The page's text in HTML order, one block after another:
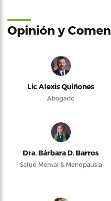
Opinión y
Lic Alexis Quiñones
Abogado
Dra. Bárbara D. Barros
Salud Mental & Menopausia